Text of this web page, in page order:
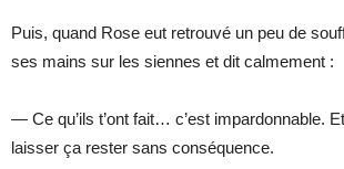
Puis, quand Rose eut retrouvé un peu de
ses mains sur les siennes et dit calmement :
— Ce qu’ils t’ont fait… c’est impardonnable.
laisser ça rester sans conséquence.